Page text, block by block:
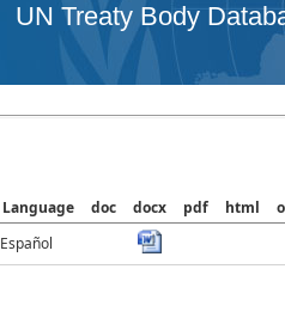
UN Treaty Body
Language doc docx pdf html
Español